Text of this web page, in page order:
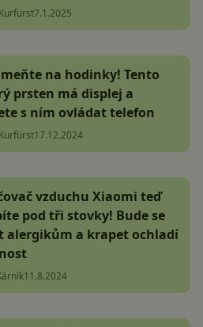
7.1.2025
na hodinky! Tento
prsten má displej a
s ním ovládat telefon
17.12.2024
vzduchu Xiaomi teď
pod tři stovky! Bude se
alergikům a krapet ochladí
11.8.2024